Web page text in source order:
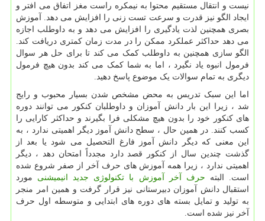
نیست و انتقال مستقیم محتوا به نیمکره راست مغز اتفاق می افتر و
ایجاد الگو نیز قدرت و سرعت تست زنی را افزایش می دهد. آموزش
بصری همچنین لذت یادگیری را افزایش می دهد و به داوطلب اجازه
می دهد حداکثر عملکرد ممکن را در مدت زمان کمتری دریافت کند.
الگو سازی همچنین به داوطلب کمک می کند تا برای حل هر سوال
فرمول انبوه یاد نگیرد ، اما به شما کمک می کند بدون هیچ فرمول
دیگری به تمام سوالات یک موضوع پاسخ دهید.
اما این سبک تدریس به محض مشخص شدن بسیار محبوب و رایج
شد ، زیرا این بار دانش آموزان و داوطلبان کنکور می توانند دوره
های کنکور خود را بدون هیچ مشکلی فرا بگیرند و حداکثر کارایی را
کسب کنند. در همین حال ، سطح دانش آموز دیگر اهمیتی ندارد ، به
این معنی که دیگر دانش آموز فارغ التحصیل می شود یا بعد از
گذشت چندین سال از کنکور قصد دارد مجدداً امتحان دهد ، دیگر
اهمیتی ندارد ، زیرا همه آموزش های حرف آخر از صفر شروع شده
است. البته حرف آخر آموزش با تکنولوژی جدید انیمیشنی مورد
استقبال دانش آموزان دبیرستانی نیز قرار گرفت و همین امر منجر
به تولید و تمایل بسته های دوره های ابتدایی و متوسطه اول حرف
آخر نیز شده است.